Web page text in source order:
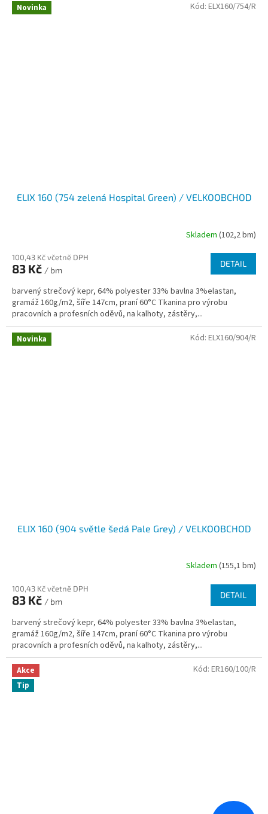
Novinka
ELIX 160 (754 zelená Hospital Green) / VELKOOBCHOD
Skladem (102,2 bm)
100,43 Kč včetně DPH
83 Kč / bm
DETAIL
barvený strečový kepr, 64% polyester 33% bavlna 3%elastan,
gramáž 160g/m2, šíře 147cm, praní 60°C Tkanina pro výrobu
pracovních a profesních oděvů, na kalhoty, zástěry,...
Kód: ELX160/754/R
Novinka
ELIX 160 (904 světle šedá Pale Grey) / VELKOOBCHOD
Skladem (155,1 bm)
100,43 Kč včetně DPH
83 Kč / bm
DETAIL
barvený strečový kepr, 64% polyester 33% bavlna 3%elastan,
gramáž 160g/m2, šíře 147cm, praní 60°C Tkanina pro výrobu
pracovních a profesních oděvů, na kalhoty, zástěry,...
Kód: ELX160/904/R
Akce
Tip
Kód: ER160/100/R